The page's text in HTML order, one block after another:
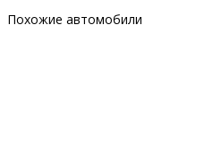
Похожие автомобили